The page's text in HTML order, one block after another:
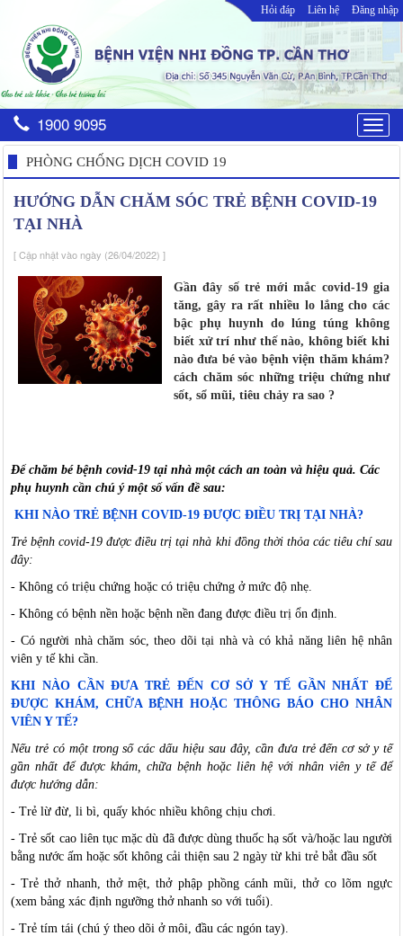
Hỏi đáp Liên hệ Đăng nhập
1900 9095
PHÒNG CHỐNG DỊCH COVID 19
HƯỚNG DẪN CHĂM SÓC TRẺ BỆNH COVID-19
TẠI NHÀ
[ Cập nhật vào ngày (26/04/2022) ]
Gần đây số trẻ mới mắc covid-19 gia
tăng, gây ra rất nhiều lo lắng cho các
bậc phụ huynh do lúng túng không
biết xử trí như thế nào, không biết khi
nào đưa bé vào bệnh viện thăm khám?
cách chăm sóc những triệu chứng như
sốt, sổ mũi, tiêu chảy ra sao ?
Để chăm bé bệnh covid-19 tại nhà một cách an toàn và hiệu quả. Các
phụ huynh cần chú ý một số vấn đề sau:
KHI NÀO TRẺ BỆNH COVID-19 ĐƯỢC ĐIỀU TRỊ TẠI NHÀ?
Trẻ bệnh covid-19 được điều trị tại nhà khi đồng thời thỏa các tiêu chí sau
đây:
- Không có triệu chứng hoặc có triệu chứng ở mức độ nhẹ.
- Không có bệnh nền hoặc bệnh nền đang được điều trị ổn định.
- Có người nhà chăm sóc, theo dõi tại nhà và có khả năng liên hệ nhân
viên y tế khi cần.
KHI NÀO CẦN ĐƯA TRẺ ĐẾN CƠ SỞ Y TẾ GẦN NHẤT ĐỂ
ĐƯỢC KHÁM, CHỮA BỆNH HOẶC THÔNG BÁO CHO NHÂN
VIÊN Y TẾ?
Nếu trẻ có một trong số các dấu hiệu sau đây, cần đưa trẻ đến cơ sở y tế
gần nhất để được khám, chữa bệnh hoặc liên hệ với nhân viên y tế để
được hướng dẫn:
- Trẻ lừ đừ, li bì, quấy khóc nhiều không chịu chơi.
-Trẻ sốt cao liên tục mặc dù đã được dùng thuốc hạ sốt và/hoặc lau người
bằng nước ấm hoặc sốt không cải thiện sau 2 ngày từ khi trẻ bắt đầu sốt
-Trẻ thở nhanh, thở mệt, thở phập phồng cánh mũi, thở co lõm ngực
(xem bảng xác định ngưỡng thở nhanh so với tuổi).
- Trẻ tím tái (chú ý theo dõi ở môi, đầu các ngón tay).